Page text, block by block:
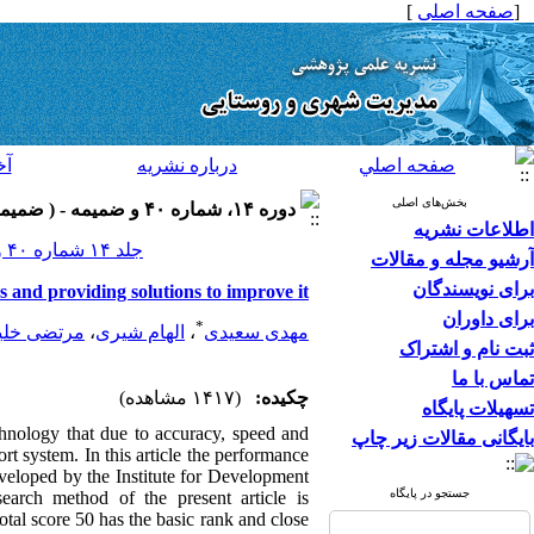
[صفحه اصلی ]
صفحه اصلي درباره نشريه
بخش‌های اصلی
اطلاعات نشریه
آرشیو مجله و مقالات
برای نویسندگان
برای داوران
ثبت نام و اشتراک
تماس با ما
تسهیلات پایگاه
بایگانی مقالات زیر چاپ
جستجو در پایگاه
دوره ۱۴، شماره ۴۰ و ضميمه - ( ضميمه لاتين ۱۳۹۴ )
جلد ۱۴ شماره ۴۰ و ضميمه صفحات ۱۰۴-۸۹
and providing solutions to improve it
مهدی سعیدی*، الهام شیری، مرتضی
چکیده:
(۱۴۱۷ مشاهده)
that due to accuracy, speed and
system. In this article the performance
by the Institute for Development
method of the present article is
score 50 has the basic rank and close